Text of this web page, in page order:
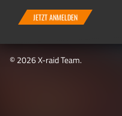
JETZT ANMELDEN
© 2026 X-raid Team.